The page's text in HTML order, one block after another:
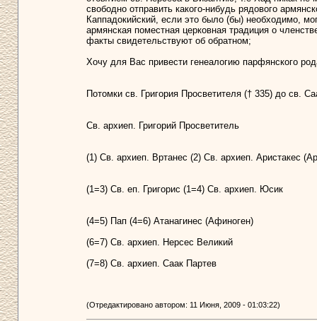
свободно отправить какого-нибудь рядового
Каппадокийский, если это было (бы) необходимо,
армянская поместная церковная традиция о
факты свидетельствуют об обратном;
Хочу для Вас привести генеалогию парфянского
Потомки св. Григория Просветителя († 335) до св.
Св. архиеп. Григорий Просветитель
(1) Св. архиеп. Вртанес (2) Св. архиеп. Аристакес
(1=3) Св. еп. Григорис (1=4) Св. архиеп. Юсик
(4=5) Пап (4=6) Атанагинес (Афиноген)
(6=7) Св. архиеп. Нерсес Великий
(7=8) Св. архиеп. Саак Партев
(Отредактировано автором: 11 Июня, 2009 - 01:03:22)